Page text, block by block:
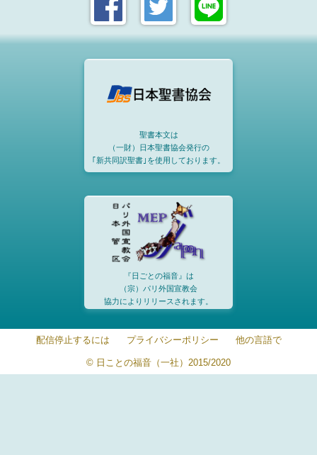
聖書本文は
（一財）日本聖書協会発行の
｢新共同訳聖書｣を使用しております。
『日ごとの福音』は
（宗）パリ外国宣教会
協力によりリリースされます。
配信停止するには プライバシーポリシー 他の言語で
© 日ことの福音（一社）2015/2020